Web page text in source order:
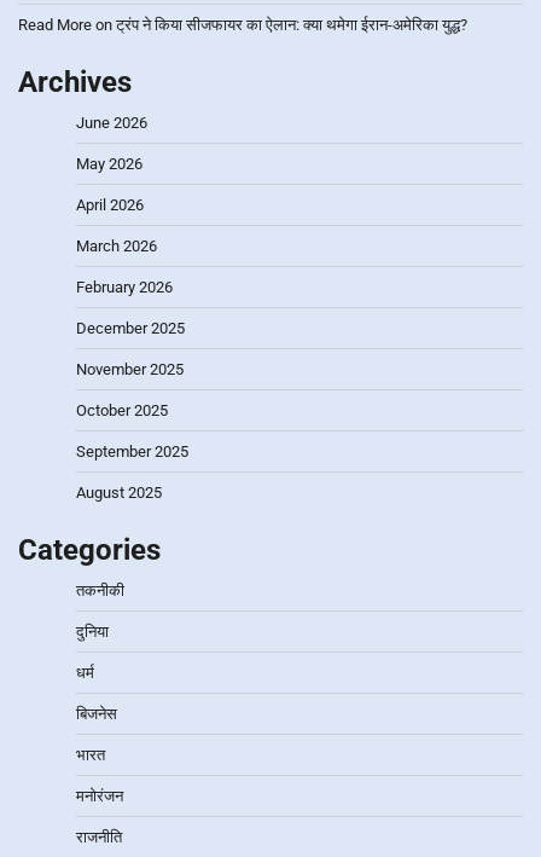
Read More onट्रंप ने किया सीजफायर का ऐलान: क्या थमेगा ईरान-अमेरिका युद्ध?
Archives
June 2026
May 2026
April 2026
March 2026
February 2026
December 2025
November 2025
October 2025
September 2025
August 2025
Categories
तकनीकी
दुनिया
धर्म
बिजनेस
भारत
मनोरंजन
राजनीति